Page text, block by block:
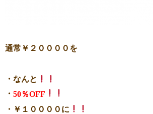
通常￥２００００を
・なんと
・ 50％OFF
・￥１００００に